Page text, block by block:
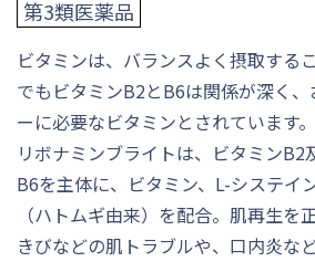
第3類医薬品
ビタミンは、バランスよく摂取する
でもビタミンB2とB6は関係が深く
ーに必要なビタミンとされています。
リボナミンブライトは、ビタミンB2
B6を主体に、ビタミン、L-システイ
（ハトムギ由来）を配合。肌再生を
きびなどの肌トラブルや、口内炎な